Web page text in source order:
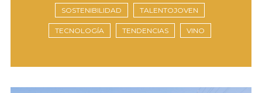
SOSTENIBILIDAD TALENTOJOVEN
TECNOLOGÍA TENDENCIAS VINO